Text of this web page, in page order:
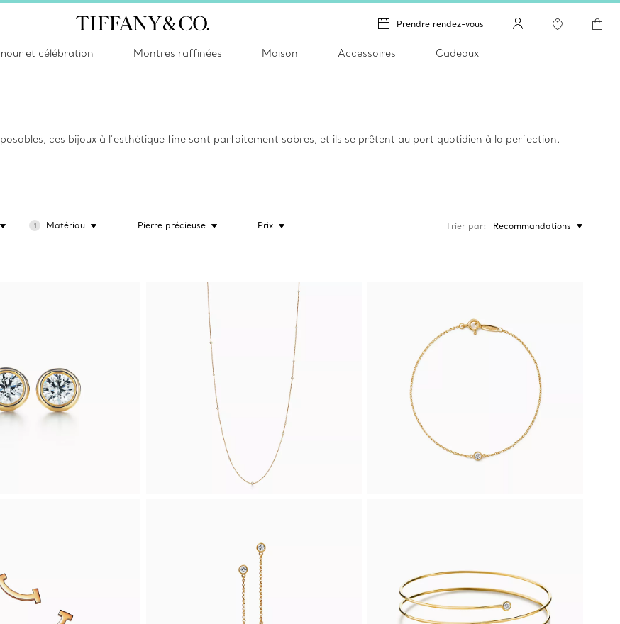
Prendre rendez-vous
et célébration Montres raffinées Maison Accessoires Cadeaux
ces bijoux à l’esthétique fine sont parfaitement sobres, et ils se prêtent au port quotidien à la perfection.
1 Matériau Pierre précieuse Prix Trier par Recommandations